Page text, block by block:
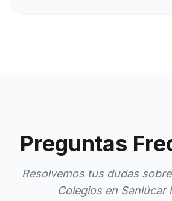
Preguntas
Resolvemos tus dudas
Colegios en Sanlúcar